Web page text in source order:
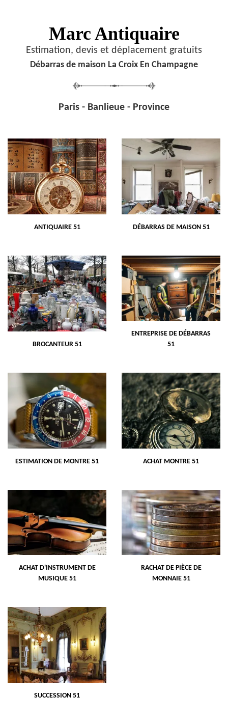
Marc Antiquaire
Estimation, devis et déplacement gratuits
Débarras de maison La Croix En Champagne
Paris - Banlieue - Province
ANTIQUAIRE 51 DÉBARRAS DE MAISON 51
BROCANTEUR 51
ENTREPRISE DE DÉBARRAS
51
ESTIMATION DE MONTRE 51 ACHAT MONTRE 51
ACHAT D'INSTRUMENT DE
MUSIQUE 51
RACHAT DE PIÈCE DE
MONNAIE 51
SUCCESSION 51